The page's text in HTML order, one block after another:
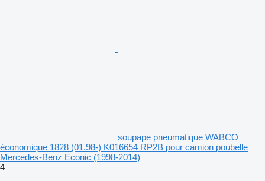
soupape pneumatique WABCO
économique 1828 (01.98-) K016654 RP2B pour camion poubelle
Mercedes-Benz Econic (1998-2014)
4